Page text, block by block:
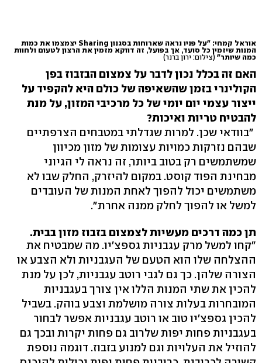
אוראל קמחי: "על פניו נראה שארוחות בסגנון Sharing יצמצמו את כמות
המנות שיזמין כל סועד, אך בפועל, זה דווקא מזמין את הרצון לטעום ולחוות
כמה שיותר" (צילום: ירון ברנר)
האם זה בכלל נכון לדבר על צמצום הבזבוז בפן
הקולינרי בזמן שהשאיפה של כולם היא להקפיד על
ייצור עצמי יום יומי של כל מרכיבי המזון, על מנת
להבטיח טריות ואיכות?
"בוודאי שכן. למרות שגדלתי במטבחים הצרפתיים
שבהם נזרקות כמויות עצומות של מזון מכיוון
שמשתמשים רק בטוב ביותר, זה נראה לי הגיוני
מבחינת הפוד קוסט. במקום להיזרק, החלק שבו לא
משתמשים יכול להפוך לאחת המנות של העובדים
למשל או להפוך לחלק ממנה אחרת".
תן כמה דרכים מעשיות לצמצום בזבוז מזון בבית.
״קחו למשל מרק עגבניות גספצ׳יו. מה שמבטיח את
ההצלחה שלו הוא הטעם של העגבניות ולא הצבע או
הצורה שלהן. כך גם לגבי רוטב עגבניות, לכן על מנת
להכין את שתי המנות הללו אין צורך בעגבניות
המובחרות בעלות צורה מושלמת וצבע בוהק. בשביל
להכין גספצ׳יו טוב או רוטב עגבניות אפשר לבחור
בעגבניות פחות יפות שלרוב גם פחות יקרות ובכך גם
להוזיל את העלויות וגם למנוע בזבוז. דוגמה נוספת